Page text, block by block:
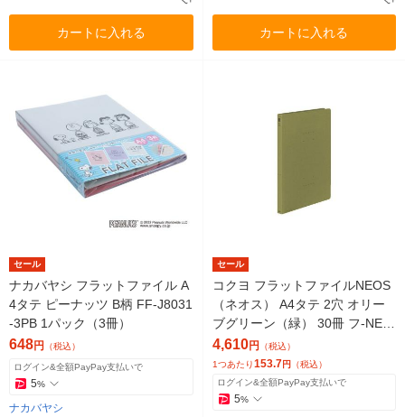
カートに入れる カートに入れる
セール
ナカバヤシ フラットファイル A
4タテ ピーナッツ B柄 FF-J8031
-3PB 1パック（3冊）
648円 （税込）
ログイン&全額PayPay支払いで
5%
ナカバヤシ
セール
コクヨ フラットファイルNEOS
（ネオス） A4タテ 2穴 オリー
ブグリーン（緑） 30冊 フ-NE1
0DG
4,610円
（税込）
1つあたり153.7 円 （税込）
ログイン&全額PayPay支払いで
5%